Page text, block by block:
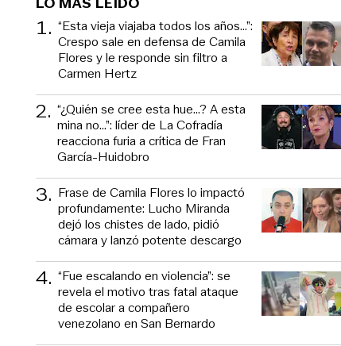
1. “Esta vieja viajaba todos los años...”:
Crespo sale en defensa de Camila
Flores y le responde sin filtro a
Carmen Hertz
2. “¿Quién se cree esta hue...? A esta
mina no...”: líder de La Cofradía
reacciona furia a crítica de Fran
García-Huidobro
3. Frase de Camila Flores lo impactó
profundamente: Lucho Miranda
dejó los chistes de lado, pidió
cámara y lanzó potente descargo
4. “Fue escalando en violencia”: se
revela el motivo tras fatal ataque
de escolar a compañero
venezolano en San Bernardo